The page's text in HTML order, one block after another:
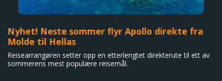
Nyhet! Neste sommer flyr Apollo direkte fra
Molde til Hellas
Reisearrangøren setter opp en etterlengtet direkterute til ett av
sommerens mest populære reisemål.